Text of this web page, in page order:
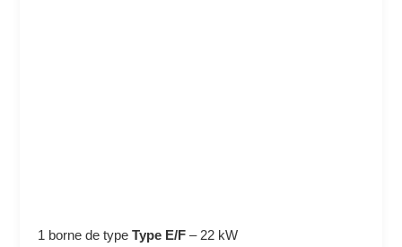
1 borne de typeType E/F – 22 kW